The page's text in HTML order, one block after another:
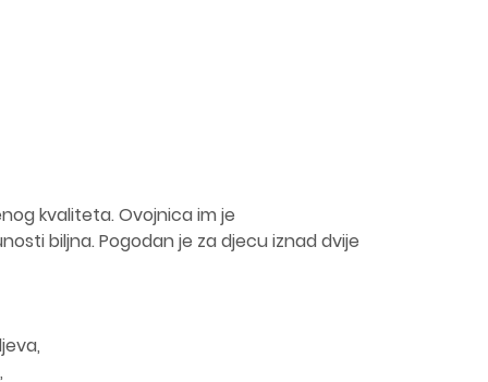
kvaliteta. Ovojnica im je
biljna. Pogodan je za djecu iznad dvije